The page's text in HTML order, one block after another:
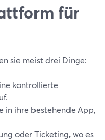
für
sie meist drei Dinge:
kontrollierte
in ihre bestehende App,
oder Ticketing, wo es